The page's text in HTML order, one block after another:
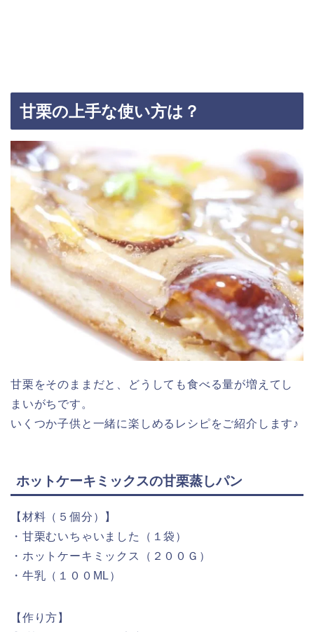
甘栗の上手な使い方は？
甘栗をそのままだと、どうしても食べる量が増えてし
まいがちです。
いくつか子供と一緒に楽しめるレシピをご紹介します♪
ホットケーキミックスの甘栗蒸しパン
【材料（５個分）】
・甘栗むいちゃいました（１袋）
・ホットケーキミックス（２００Ｇ）
・牛乳（１００ML）
【作り方】